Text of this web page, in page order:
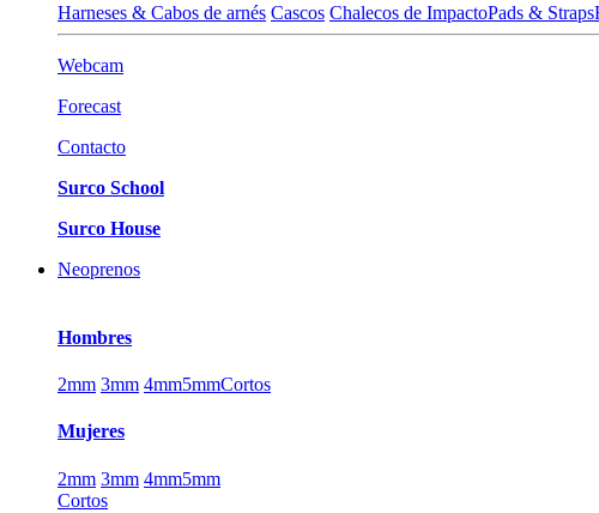
Harneses & Cabos de arnés Cascos Chalecos de ImpactoPads & Straps
Webcam
Forecast
Contacto
Surco School
Surco House
Neoprenos
Hombres
2mm 3mm 4mm5mmCortos
Mujeres
2mm 3mm 4mm5mm
Cortos